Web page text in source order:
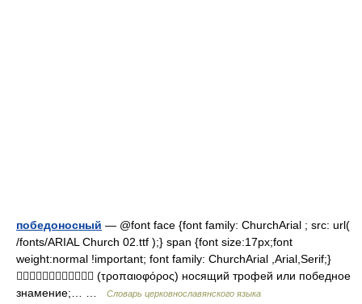
победоносный — @font face {font family: ChurchArial ; src: url(
/fonts/ARIAL Church 02.ttf );} span {font size:17px;font
weight:normal !important; font family: ChurchArial ,Arial,Serif;}
 (τροπαιοφόρος) носящий трофей или победное
знамение;… …
Словарь церковнославянского языка